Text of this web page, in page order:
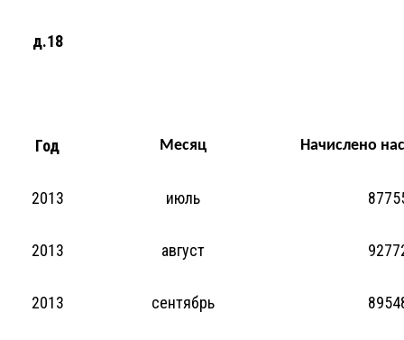
д.18
Месяц Начислено
Год
2013 июль
2013 август
2013 сентябрь